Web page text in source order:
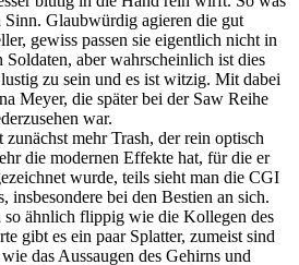
Glaubwürdig agieren die gut
gewiss passen sie eigentlich nicht in
aber wahrscheinlich ist dies
zu sein und es ist witzig. Mit dabei
Meyer, die später bei der Saw Reihe
war.
zunächst mehr Trash, der rein optisch
die modernen Effekte hat, für die er
wurde, teils sieht man die CGI
insbesondere bei den Bestien an sich.
so ähnlich flippig wie die Kollegen des
gibt es ein paar Splatter, zumeist sind
das Aussaugen des Gehirns und